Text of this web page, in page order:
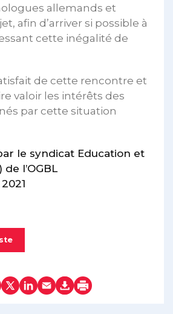
allemands et
afin d’arriver si possible à
cette inégalité de
de cette rencontre et
valoir les intérêts des
par cette situation
le syndicat Education et
l’OGBL